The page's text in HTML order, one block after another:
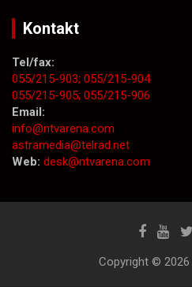
Kontakt
Tel/fax:
055/215-903; 055/215-904
055/215-905; 055/215-906
Email:
info@ntvarena.com
astramedia@telrad.net
Web: desk@ntvarena.com
Copyright © 2026